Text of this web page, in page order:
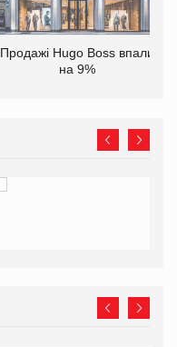
Продажі Hugo Boss впали
на 9%